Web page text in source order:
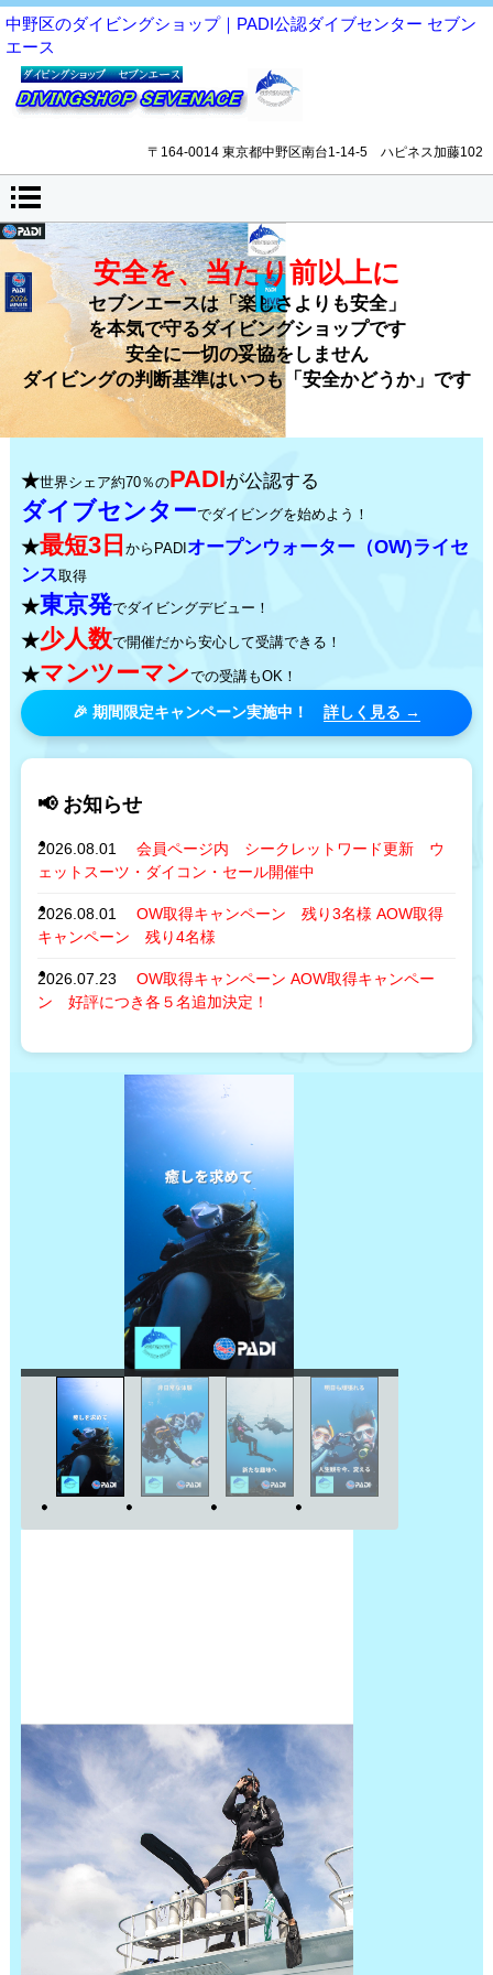
中野区のダイビングショップ｜PADI公認ダイブセンター セブン
エース
〒164-0014 東京都中野区南台1-14-5 ハピネス加藤102
安全を、当たり前以上に
セブンエースは「楽しさよりも安全」
を本気で守るダイビングショップです
安全に一切の妥協をしません
ダイビングの判断基準はいつも「安全かどうか」です
★世界シェア約70％のPADIが公認する
ダイブセンターでダイビングを始めよう！
★最短3日 からPADI オープンウォーター（OW)ライセ
ンス取得
★東京発でダイビングデビュー！
★少人数で開催だから安心して受講できる！
★マンツーマンでの受講もOK！
🎉 期間限定キャンペーン実施中！ 詳しく見る →
📢 お知らせ
2026.08.01 会員ページ内 シークレットワード更新 ウ
ェットスーツ・ダイコン・セール開催中
2026.08.01 OW取得キャンペーン 残り3名様 AOW取得
キャンペーン 残り4名様
2026.07.23 OW取得キャンペーン AOW取得キャンペー
ン 好評につき各５名追加決定！